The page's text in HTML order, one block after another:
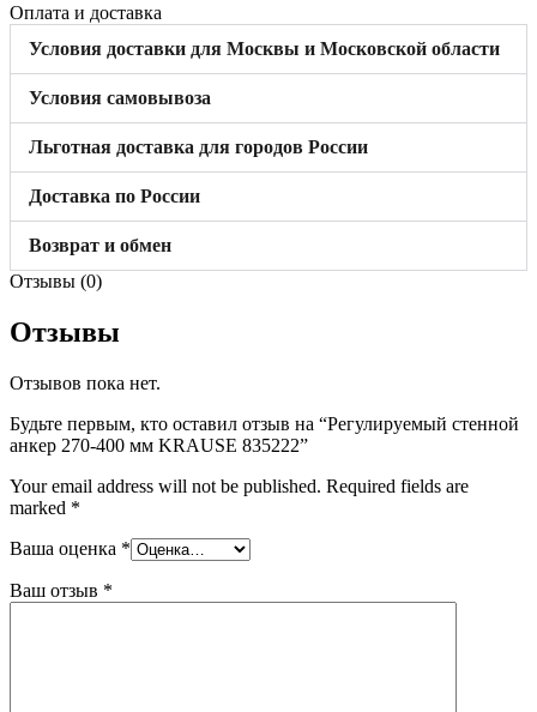
Оплата и доставка
Условия доставки для Москвы и Московской области
Условия самовывоза
Льготная доставка для городов России
Доставка по России
Возврат и обмен
Отзывы (0)
Отзывы
Отзывов пока нет.
Будьте первым, кто оставил отзыв на “Регулируемый стенной
анкер 270-400 мм KRAUSE 835222”
Your email address will not be published. Required fields are
marked *
Ваша оценка *
Ваш отзыв *